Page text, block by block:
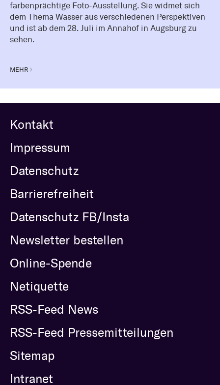
farbenprächtige Foto-Ausstellung. Sie widmet sich
dem Thema Wasser aus verschiedenen Perspektiven
und ist ab dem 28. Juli im Annahof in Augsburg zu
sehen.
MEHR
Kontakt
Impressum
Datenschutz
Barrierefreiheit
Datenschutz FB/Insta
Newsletter bestellen
Online-Spende
Netiquette
RSS-Feed News
RSS-Feed Pressemitteilungen
Sitemap
Intranet